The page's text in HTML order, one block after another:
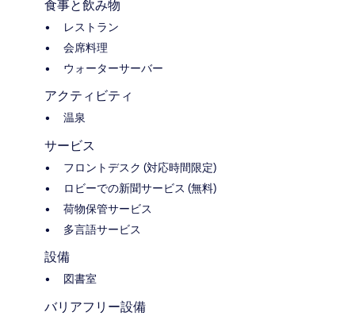
食事と飲み物
レストラン
会席料理
ウォーターサーバー
アクティビティ
温泉
サービス
フロントデスク (対応時間限定)
ロビーでの新聞サービス (無料)
荷物保管サービス
多言語サービス
設備
図書室
バリアフリー設備